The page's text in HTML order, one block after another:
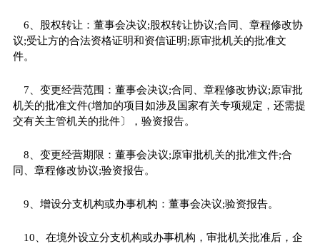
6、股权转让：董事会决议;股权转让协议;合同、章程修改协
议;受让方的合法资格证明和资信证明;原审批机关的批准文
件。
7、变更经营范围：董事会决议;合同、章程修改协议;原审批
机关的批准文件(增加的项目如涉及国家有关专项规定，还需提
交有关主管机关的批件〕，验资报告。
8、变更经营期限：董事会决议;原审批机关的批准文件;合
同、章程修改协议;验资报告。
9、增设分支机构或办事机构：董事会决议;验资报告。
10、在境外设立分支机构或办事机构，审批机关批准后，企